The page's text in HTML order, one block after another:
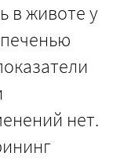
в животе у
нет.